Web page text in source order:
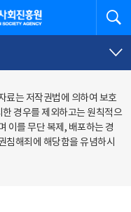
료는 저작권법에 의하여 보호
경우를 제외하고는 원칙적으
이를 무단 복제, 배포하는 경
침해죄에 해당함을 유념하시